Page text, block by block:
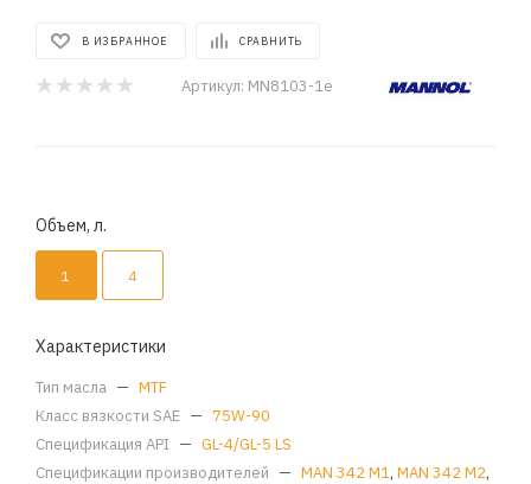
В ИЗБРАННОЕ СРАВНИТЬ
Артикул: MN8103-1e
Объем, л.
1 4
Характеристики
Тип масла — MTF
Класс вязкости SAE — 75W-90
Спецификация API — GL-4/GL-5 LS
Спецификации производителей — MAN 342 M1, MAN 342 M2,